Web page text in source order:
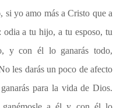
si yo amo más a Cristo que a
odia a tu hijo, a tu esposo, tu
y con él lo ganarás todo,
les darás un poco de afecto
para la vida de Dios.